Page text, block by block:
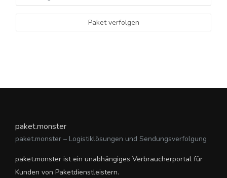
Paket verfolgen
paket.monster
paket.monster – Logistiklösungen und Sendungsverfolgung
paket.monster ist ein unabhängiges Verbraucherportal für
Kunden von Paketdienstleistern.